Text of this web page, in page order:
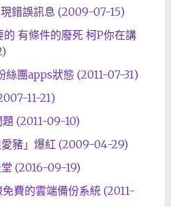
錯誤訊息 (2009-07-15)
有條件的廢死 柯P你在講
團apps狀態 (2011-07-31)
11-21)
(2011-09-10)
愛豬」爆紅 (2009-04-29)
(2016-09-19)
費的雲端備份系統 (2011-